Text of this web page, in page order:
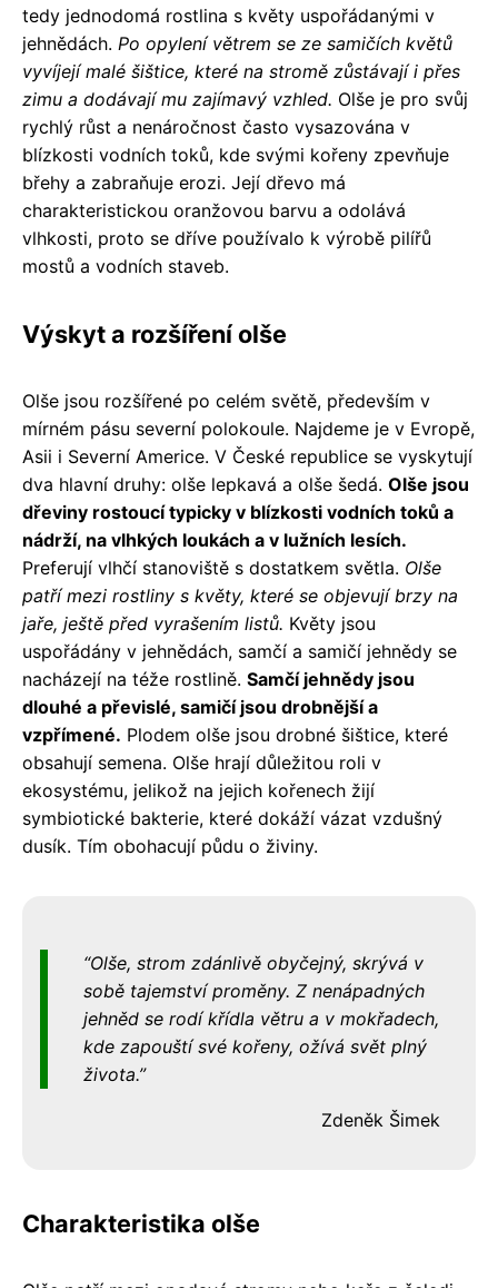
tedy jednodomá rostlina s květy uspořádanými v
jehnědách. Po opylení větrem se ze samičích květů
vyvíjejí malé šištice, které na stromě zůstávají i přes
zimu a dodávají mu zajímavý vzhled. Olše je pro svůj
rychlý růst a nenáročnost často vysazována v
blízkosti vodních toků, kde svými kořeny zpevňuje
břehy a zabraňuje erozi. Její dřevo má
charakteristickou oranžovou barvu a odolává
vlhkosti, proto se dříve používalo k výrobě pilířů
mostů a vodních staveb.
Výskyt a rozšíření olše
Olše jsou rozšířené po celém světě, především v
mírném pásu severní polokoule. Najdeme je v Evropě,
Asii i Severní Americe. V České republice se vyskytují
dva hlavní druhy: olše lepkavá a olše šedá. Olše jsou
dřeviny rostoucí typicky v blízkosti vodních toků a
nádrží, na vlhkých loukách a v lužních lesích.
Preferují vlhčí stanoviště s dostatkem světla. Olše
patří mezi rostliny s květy, které se objevují brzy na
jaře, ještě před vyrašením listů. Květy jsou
uspořádány v jehnědách, samčí a samičí jehnědy se
nacházejí na téže rostlině. Samčí jehnědy jsou
dlouhé a převislé, samičí jsou drobnější a
vzpřímené. Plodem olše jsou drobné šištice, které
obsahují semena. Olše hrají důležitou roli v
ekosystému, jelikož na jejich kořenech žijí
symbiotické bakterie, které dokáží vázat vzdušný
dusík. Tím obohacují půdu o živiny.
Olše, strom zdánlivě obyčejný, skrývá v
sobě tajemství proměny. Z nenápadných
jehněd se rodí křídla větru a v mokřadech,
kde zapouští své kořeny, ožívá svět plný
života.
Zdeněk Šimek
Charakteristika olše